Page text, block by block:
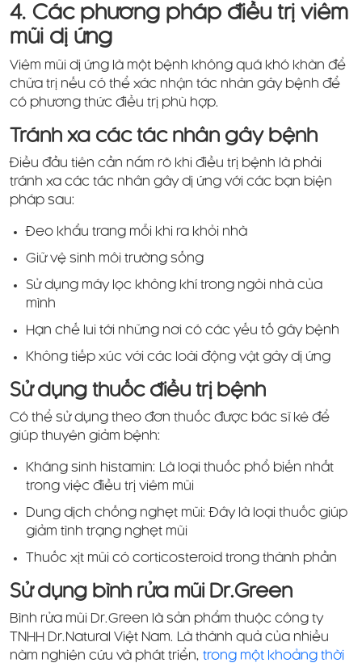
4. Các phương pháp điều trị viêm
mũi dị ứng
Viêm mũi dị ứng là một bệnh không quá khó khăn để
chữa trị nếu có thể xác nhận tác nhân gây bệnh để
có phương thức điều trị phù hợp.
Tránh xa các tác nhân gây bệnh
Điều đầu tiên cần nắm rõ khi điều trị bệnh là phải
tránh xa các tác nhân gây dị ứng với các bạn biện
pháp sau:
Đeo khẩu trang mỗi khi ra khỏi nhà
Giữ vệ sinh môi trường sống
Sử dụng máy lọc không khí trong ngôi nhà của
mình
Hạn chế lui tới những nơi có các yếu tố gây bệnh
Không tiếp xúc với các loài động vật gây dị ứng
Sử dụng thuốc điều trị bệnh
Có thể sử dụng theo đơn thuốc được bác sĩ kê để
giúp thuyên giảm bệnh:
Kháng sinh histamin: Là loại thuốc phổ biến nhất
trong việc điều trị viêm mũi
Dung dịch chống nghẹt mũi: Đây là loại thuốc giúp
giảm tình trạng nghẹt mũi
Thuốc xịt mũi có corticosteroid trong thành phần
Sử dụng bình rửa mũi Dr.Green
Bình rửa mũi Dr.Green là sản phẩm thuộc công ty
TNHH Dr.Natural Việt Nam. Là thành quả của nhiều
năm nghiên cứu và phát triển, trong một khoảng thời